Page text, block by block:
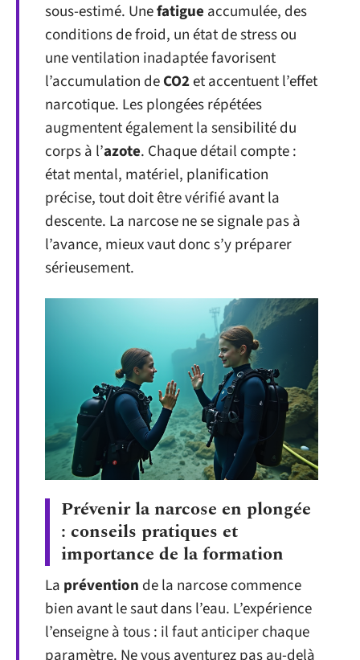
sous-estimé. Unefatigue accumulée, des
conditions de froid, un état de stress ou
une ventilation inadaptée favorisent
l’accumulation deCO2et accentuent l’effet
narcotique. Les plongées répétées
augmentent également la sensibilité du
corps à l’azote. Chaque détail compte :
état mental, matériel, planification
précise, tout doit être vérifié avant la
descente. La narcose ne se signale pas à
l’avance, mieux vaut donc s’y préparer
sérieusement.
Prévenir la narcose en plongée
: conseils pratiques et
importance de la formation
La prévention de la narcose commence
bien avant le saut dans l’eau. L’expérience
l’enseigne à tous : il faut anticiper chaque
paramètre. Ne vous aventurez pas au-delà